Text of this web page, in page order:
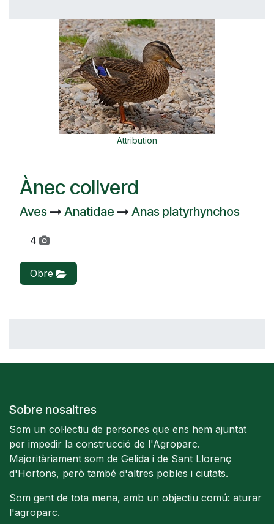
Attribution
Ànec collverd
Aves Anatidae Anas platyrhynchos
4
Obre
Sobre nosaltres
Som un col·lectiu de persones que ens hem ajuntat
per impedir la construcció de l'Agroparc.
Majoritàriament som de Gelida i de Sant Llorenç
d'Hortons, però també d'altres pobles i ciutats.
Som gent de tota mena, amb un objectiu comú: aturar
l'agroparc.